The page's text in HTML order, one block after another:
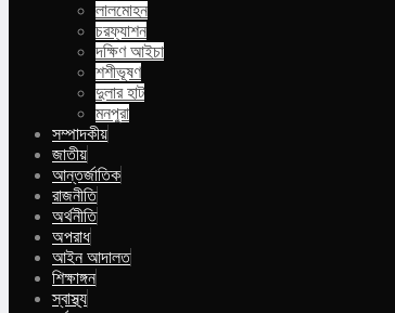
লালমোহন
চরফ্যাশন
দক্ষিণ আইচা
শশীভূষণ
দুলার হাট
মনপুরা
সম্পাদকীয়
জাতীয়
আন্তর্জাতিক
রাজনীতি
অর্থনীতি
অপরাধ
আইন আদালত
শিক্ষাঙ্গন
স্বাস্থ্য